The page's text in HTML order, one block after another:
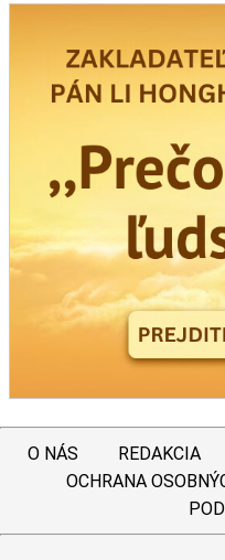
O NÁS REDAKCIA
OCHRANA